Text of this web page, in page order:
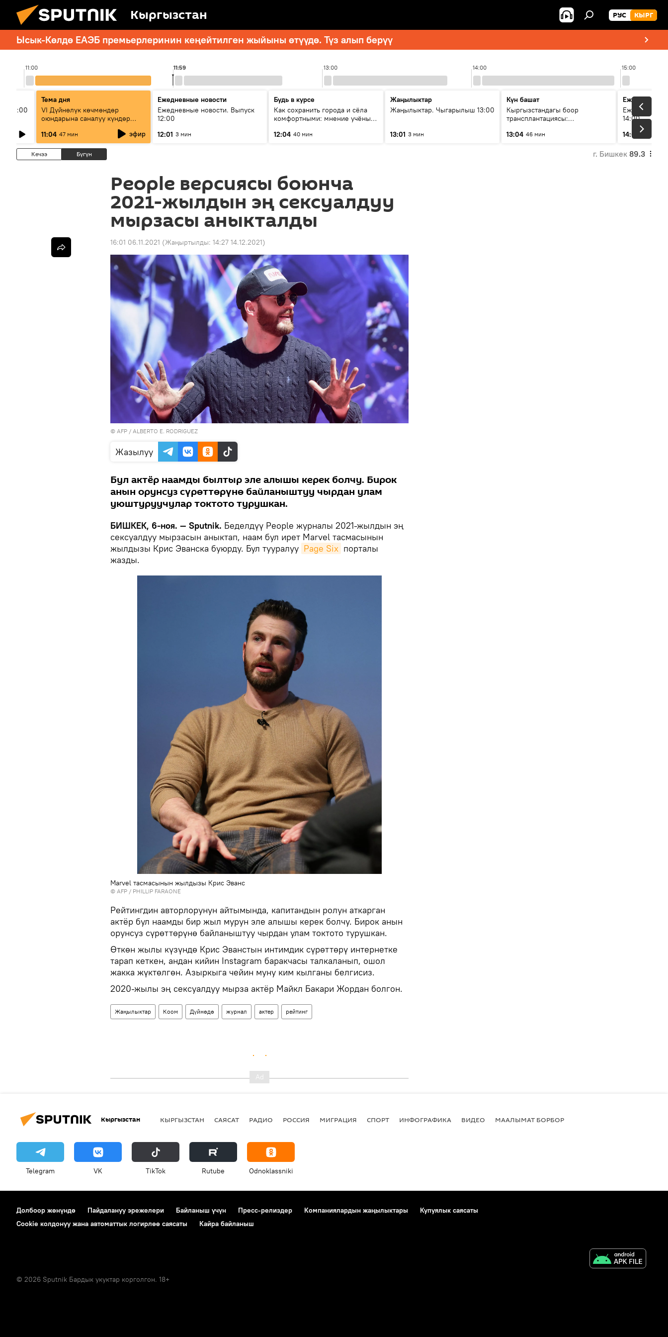
Кыргызстан РУС КЫРГ
Ысык-Көлдө ЕАЭБ премьерлеринин кеңейтилген жыйыны өтүүдө. Түз алып берүү
11:00 13:00 14:00 15:00
11:59
11:00
Тема дня
VI Дүйнөлүк көчмөндөр
оюндарына саналуу күндөр
калды: даярдык иштери кайсы
этапка жетти?
11:04 47 мин эфир
Ежедневные новости
Ежедневные новости. Выпуск
12:00
12:01 3 мин
Будь в курсе
Как сохранить города и сёла
комфортными: мнение учёных
12:04 40 мин
Жаңылыктар
Жаңылыктар. Чыгарылыш 13:00
13:01 3 мин
Күн башат
Кыргызстандагы боор
трансплантациясы:
келечеги
13:04 46 мин
Ежедневные
Ежедневные
14:00
14:01
3 мин
Кечээ Бүгүн г. Бишкек 89.3
People версиясы боюнча
2021-жылдын эң сексуалдуу
мырзасы аныкталды
16:01 06.11.2021 (Жаңыртылды: 14:27 14.12.2021)
© AFP / ALBERTO E. RODRIGUEZ
Жазылуу
Бул актёр наамды былтыр эле алышы керек болчу. Бирок
анын орунсуз сүрөттөрүнө байланыштуу чырдан улам
уюштуруучулар токтото турушкан.
БИШКЕК, 6-ноя. — Sputnik. Беделдүү People журналы 2021-жылдын эң
сексуалдуу мырзасын аныктап, наам бул ирет Marvel тасмасынын
жылдызы Крис Эванска буюрду. Бул тууралуу Page Siх порталы
жазды.
Marvel тасмасынын жылдызы Крис Эванс
© AFP / PHILLIP FARAONE
Рейтингдин авторлорунун айтымында, капитандын ролун аткарган
актёр бул наамды бир жыл мурун эле алышы керек болчу. Бирок анын
орунсуз сүрөттөрүнө байланыштуу чырдан улам токтото турушкан.
Өткөн жылы күзүндө Крис Эванстын интимдик сүрөттөрү интернетке
тарап кеткен, андан кийин Instagram баракчасы талкаланып, ошол
жакка жүктөлгөн. Азыркыга чейин муну ким кылганы белгисиз.
2020-жылы эң сексуалдуу мырза актёр Майкл Бакари Жордан болгон.
Жаңылыктар Коом Дүйнөдө журнал актер рейтинг
Кыргызстан КЫРГЫЗСТАН САЯСАТ РАДИО РОССИЯ МИГРАЦИЯ СПОРТ ИНФОГРАФИКА ВИДЕО МААЛЫМАТ БОРБОР
Telegram VK ТikТоk Rutube Odnoklassniki
Долбоор жөнүндө Пайдалануу эрежелери Байланыш үчүн Пресс-релиздер Компаниялардын жаңылыктары
Купуялык саясаты
Cookie колдонуу жана автоматтык логирлөө саясаты
Кайра байланыш
© 2026 Sputnik Бардык укуктар корголгон. 18+